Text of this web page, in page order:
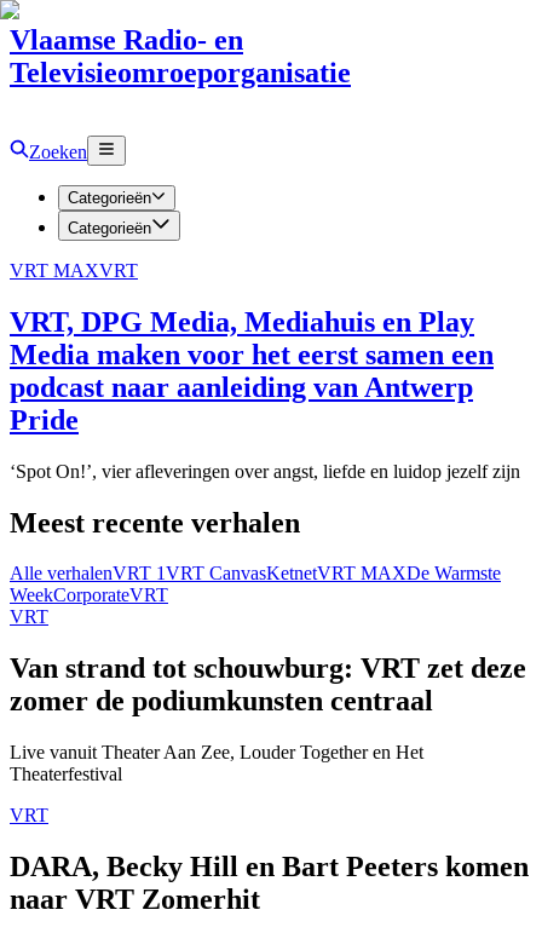
Vlaamse Radio- en
Televisieomroeporganisatie
Zoeken
Categorieën
Categorieën
VRT MAXVRT
VRT, DPG Media, Mediahuis en Play
Media maken voor het eerst samen een
podcast naar aanleiding van Antwerp
Pride
‘Spot On!’, vier afleveringen over angst, liefde en luidop jezelf zijn
Meest recente verhalen
Alle verhalenVRT 1VRT CanvasKetnetVRT MAXDe Warmste
WeekCorporateVRT
VRT
Van strand tot schouwburg: VRT zet deze
zomer de podiumkunsten centraal
Live vanuit Theater Aan Zee, Louder Together en Het
Theaterfestival
VRT
DARA, Becky Hill en Bart Peeters komen
naar VRT Zomerhit